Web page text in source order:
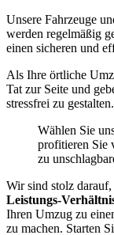
Unsere Fahrzeuge
werden regelmäßig
einen sicheren und
Als Ihre örtliche
Tat zur Seite und
stressfrei zu gestalten.
Wählen Sie
profitieren Sie
zu
Wir sind stolz
Leistungs-
Ihren Umzug zu
zu machen. Starten